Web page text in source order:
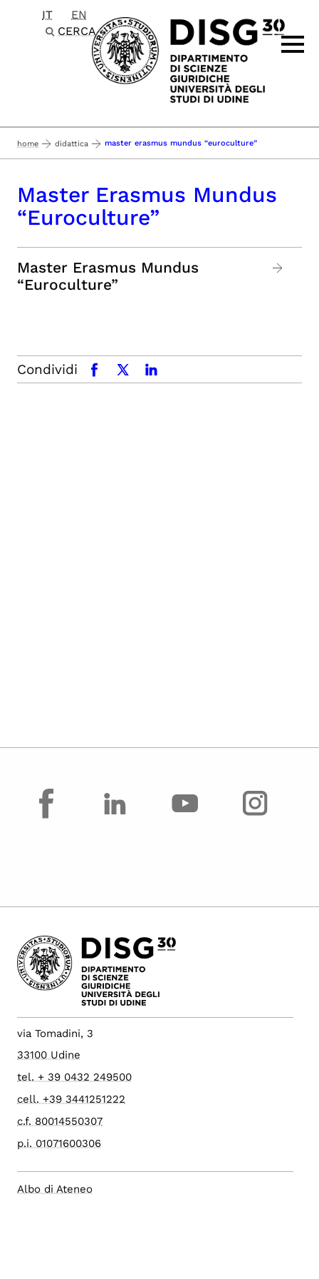
Passa al contenuto principale
IT
EN
CERCA
home didattica master erasmus mundus “euroculture”
Master Erasmus Mundus
“Euroculture”
Master Erasmus Mundus
“Euroculture”
Condividi facebookx.comlinkedin
facebook
via Tomadini, 3
33100 Udine
tel. + 39 0432 249500
cell. +39 3441251222
c.f. 80014550307
p.i. 01071600306
Albo di Ateneo